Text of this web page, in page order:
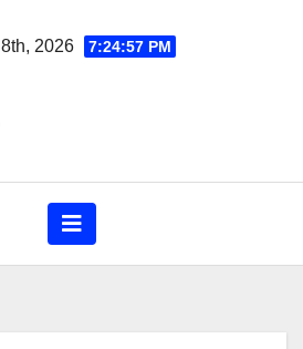
2026 7:24:58 PM